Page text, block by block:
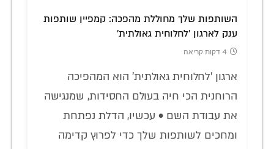
השותפות שלך מחוללת מהפכה: קמפיין שותפות
ענק לארגון 'לחלוחית גאולתית'
4 דקות קריאה
ארגון 'לחלוחית גאולתית' הוא המהפיכה
הרוחנית הכי חיה בעולם החסידות, שמנגישה
את עבודת השם • עכשיו, הדלת נפתחת
ומחכים לשותפות שלך כדי לפרוץ קדימה